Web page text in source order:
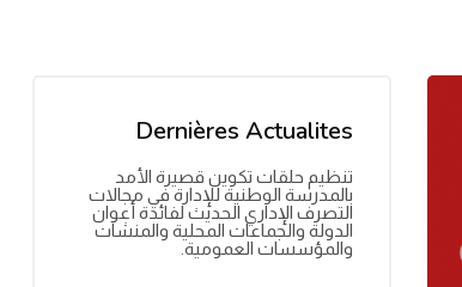
Dernières Actualites
تنظيم حلقات تكوين قصيرة الأمد
بالمدرسة الوطنية للإدارة في مجالات
التصرف الإداري الحديث لفائدة أعوان
الدولة والجماعات المحلية والمنشآت
والمؤسسات العمومية.